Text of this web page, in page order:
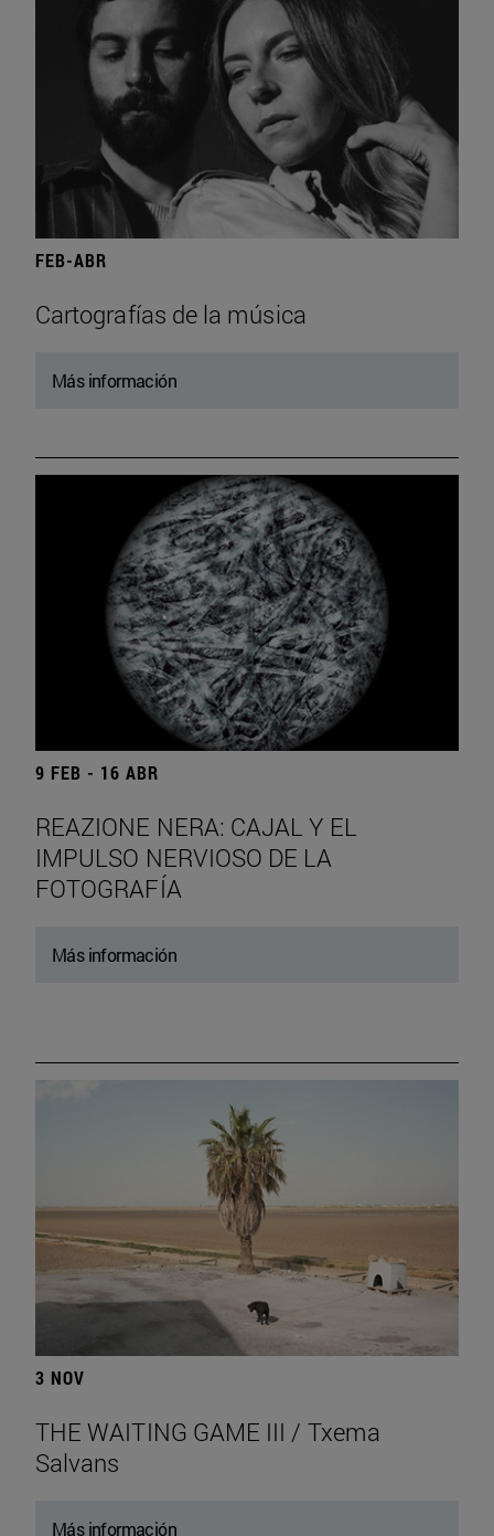
FEB-ABR
Cartografías de la música
Más información
9 FEB - 16 ABR
REAZIONE NERA: CAJAL Y EL
IMPULSO NERVIOSO DE LA
FOTOGRAFÍA
Más información
3 NOV
THE WAITING GAME III / Txema
Salvans
Más información